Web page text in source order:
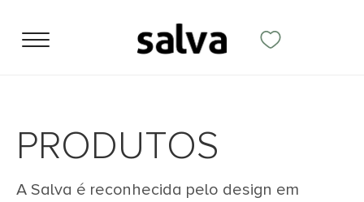
PRODUTOS
A Salva é reconhecida pelo design em